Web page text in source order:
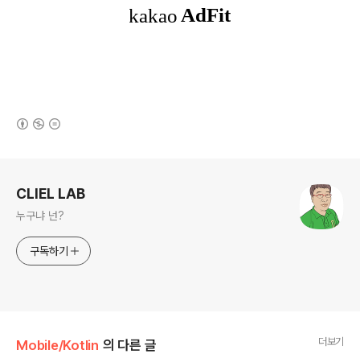
CLIEL LAB
누구냐 넌?
구독하기
Mobile/Kotlin 의 다른 글 더보기